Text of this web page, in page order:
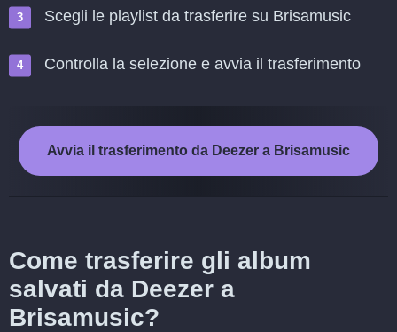
Scegli le playlist da trasferire su Brisamusic
Controlla la selezione e avvia il trasferimento
Avvia il trasferimento da Deezer a Brisamusic
Come trasferire gli album
salvati da Deezer a
Brisamusic?